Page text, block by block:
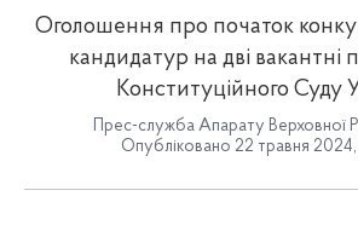
Оголошення про початок
кандидатур на дві вакантні
Конституційного Суду
Прес-служба Апарату Верховної
Опубліковано 22 травня